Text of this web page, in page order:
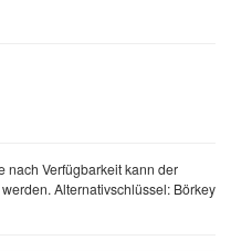
nach Verfügbarkeit kann der
Alternativschlüssel: Börkey